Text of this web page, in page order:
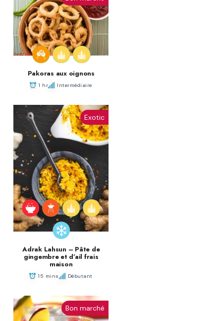
Pakoras aux oignons
1 hr Intermédiaire
Exotic
Adrak Lahsun – Pâte de
gingembre et d’ail frais
maison
15 mins Débutant
Bon marché